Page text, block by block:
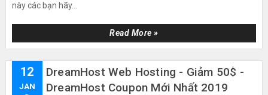
này các bạn hãy...
Read More »
12
JAN
DreamHost Web Hosting - Giảm 50$ -
DreamHost Coupon Mới Nhất 2019